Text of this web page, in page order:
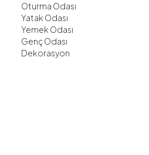
Oturma Odası
Yatak Odası
Yemek Odası
Genç Odası
Dekorasyon